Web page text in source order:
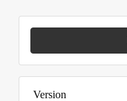
Version